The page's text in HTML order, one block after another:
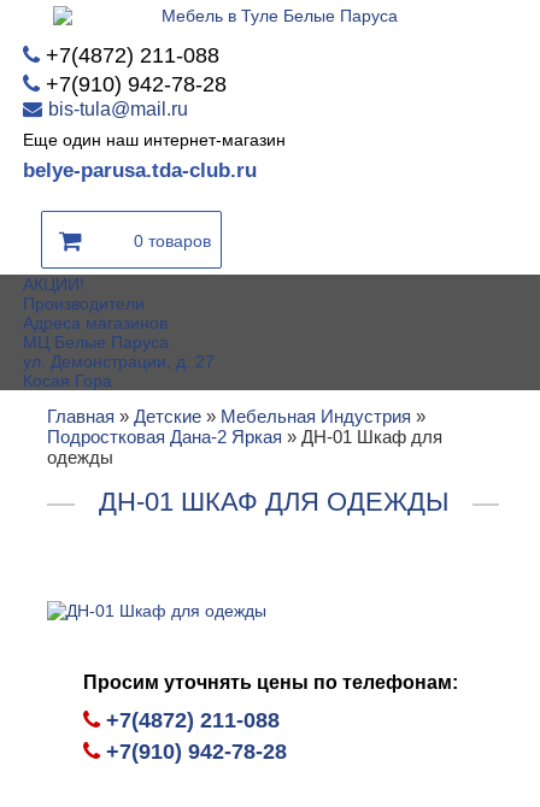
+7(4872) 211-088
+7(910) 942-78-28
bis-tula@mail.ru
Еще один наш интернет-магазин
belye-parusa.tda-club.ru
0 товаров
АКЦИИ!
Производители
Адреса магазинов
МЦ Белые Паруса
ул. Демонстрации, д. 27
Косая Гора
Главная »Детские » Мебельная Индустрия »
Подростковая Дана-2 Яркая»ДН-01 Шкаф для
одежды
ДН-01 ШКАФ ДЛЯ ОДЕЖДЫ
Просим уточнять цены по телефонам:
+7(4872) 211-088
+7(910) 942-78-28